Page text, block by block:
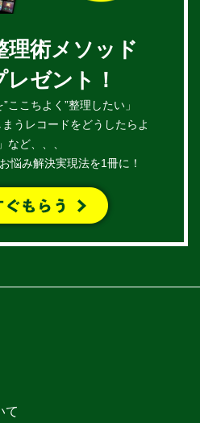
理術メソッド
ゼント！
ここちよく”整理したい」
まうレコードをどうしたらよ
など、、、
悩み解決実現法を1冊に！
て